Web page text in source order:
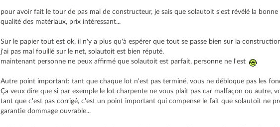
pour avoir fait le tour de pas mal de constructeur, je sais que solautoit s'est révélé la
qualité des matériaux, prix intéressant...
Sur le papier tout est ok, il n'y a plus qu'à espérer que tout se passe bien sur la
j'ai pas mal fouillé sur le net, solautoit est bien réputé.
maintenant personne ne peux affirmé que solautoit est parfait, personne ne l'est
Autre point important: tant que chaque lot n'est pas terminé, vous ne débloque pas les
Ça veux dire que si par exemple le lot charpente ne vous plait pas car malfaçon ou autre,
tant que c'est pas corrigé, c'est un point important qui compense le fait que solautoit ne
garantie dommage ouvrable...